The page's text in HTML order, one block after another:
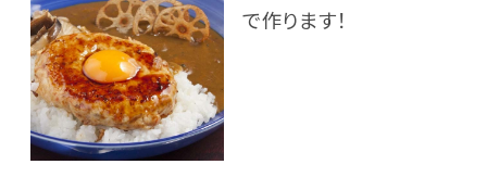
で作ります！